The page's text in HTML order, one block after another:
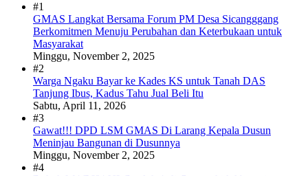
#1
GMAS Langkat Bersama Forum PM Desa Sicangggang
Berkomitmen Menuju Perubahan dan Keterbukaan untuk
Masyarakat
Minggu, November 2, 2025
#2
Warga Ngaku Bayar ke Kades KS untuk Tanah DAS
Tanjung Ibus, Kadus Tahu Jual Beli Itu
Sabtu, April 11, 2026
#3
Gawat!!! DPD LSM GMAS Di Larang Kepala Dusun
Meninjau Bangunan di Dusunnya
Minggu, November 2, 2025
#4